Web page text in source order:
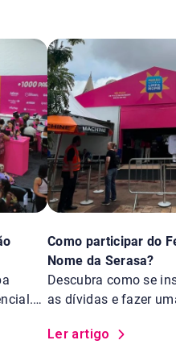
Como participar do
Nome da Serasa?
Descubra como se
as dívidas e fazer
Ler artigo